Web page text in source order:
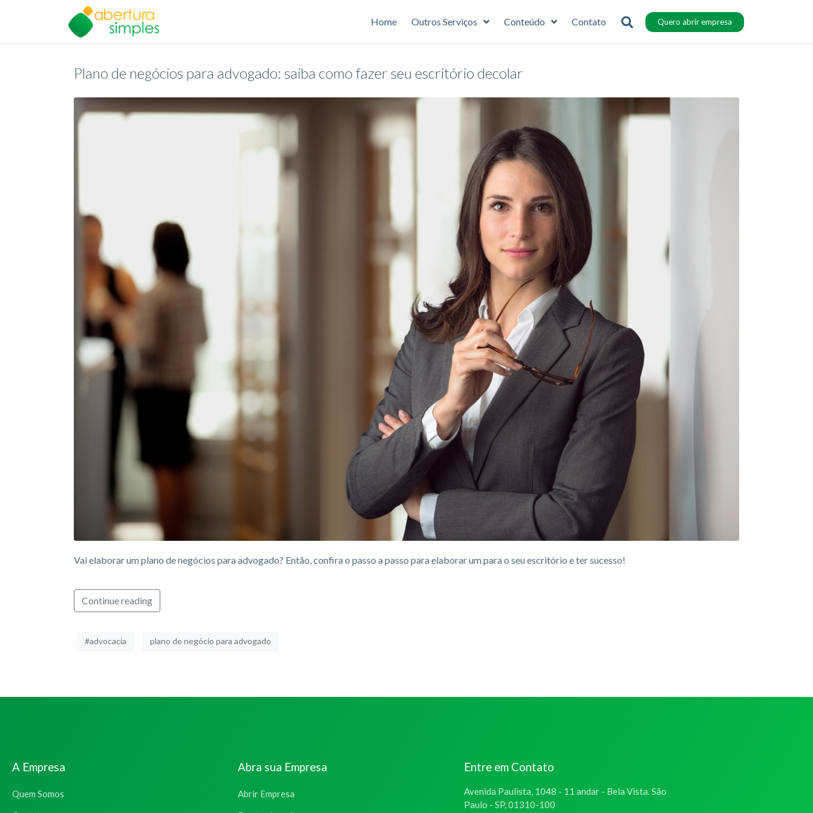
Home Outros Serviços Conteúdo Contato Quero abrir empresa
Plano de negócios para advogado: saiba como fazer seu escritório decolar
Vai elaborar um plano de negócios para advogado? Então, confira o passo a passo para elaborar um para o seu escritório e ter sucesso!
Continue reading
#advocacia plano de negócio para advogado
A Empresa
Quem Somos
Abra sua Empresa
Abrir Empresa
Entre em Contato
Avenida Paulista, 1048 - 11 andar - Bela Vista. São
Paulo - SP, 01310-100